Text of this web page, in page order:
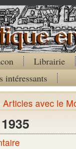
Librairie
intéressants
Articles avec le